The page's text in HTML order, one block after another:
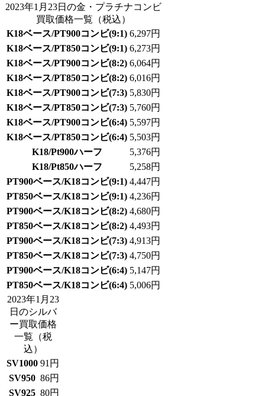
2023年1月23日の金・プラチナコンビ
買取価格一覧 （税込）
K18ベース/PT900コンビ(9:1) 6,297円
K18ベース/PT850コンビ(9:1) 6,273円
K18ベース/PT900コンビ(8:2) 6,064円
K18ベース/PT850コンビ(8:2) 6,016円
K18ベース/PT900コンビ(7:3) 5,830円
K18ベース/PT850コンビ(7:3) 5,760円
K18ベース/PT900コンビ(6:4) 5,597円
K18ベース/PT850コンビ(6:4) 5,503円
K18/Pt900ハーフ
5,376円
K18/Pt850ハーフ
5,258円
PT900ベース/K18コンビ(9:1) 4,447円
PT850ベース/K18コンビ(9:1) 4,236円
PT900ベース/K18コンビ(8:2) 4,680円
PT850ベース/K18コンビ(8:2) 4,493円
PT900ベース/K18コンビ(7:3) 4,913円
PT850ベース/K18コンビ(7:3) 4,750円
PT900ベース/K18コンビ(6:4) 5,147円
PT850ベース/K18コンビ(6:4) 5,006円
2023年1月23
日のシルバ
ー買取価格
一覧 （税
込）
SV1000 91 円
SV950 86円
SV925 80円